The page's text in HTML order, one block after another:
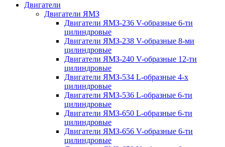
Двигатели
Двигатели ЯМЗ
Двигатели ЯМЗ-236 V-образные 6-ти
цилиндровые
Двигатели ЯМЗ-238 V-образные 8-ми
цилиндровые
Двигатели ЯМЗ-240 V-образные 12-ти
цилиндровые
Двигатели ЯМЗ-534 L-образные 4-х
цилиндровые
Двигатели ЯМЗ-536 L-образные 6-ти
цилиндровые
Двигатели ЯМЗ-650 L-образные 6-ти
цилиндровые
Двигатели ЯМЗ-656 V-образные 6-ти
цилиндровые